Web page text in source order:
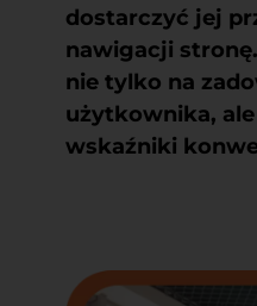
dostarczyć jej
nawigacji
nie tylko na
użytkownika,
wskaźniki